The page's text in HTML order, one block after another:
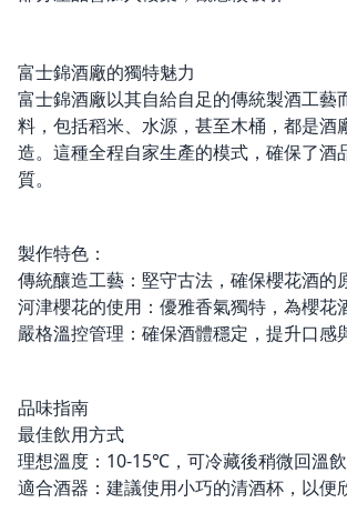
富士錦酒廠的獨特魅力
富士錦酒廠以其自給自足的傳統製酒工藝
料，包括稻米、水源，甚至木桶，都是酒
造。這種全程自家生產的模式，確保了酒
質。
製作特色：
傳統釀造工藝：堅守古法，確保櫻花酒的
河津櫻花的使用：優雅香氣獨特，為櫻花
嚴格溫控管理：確保酒體穩定，提升口感
品味指南
最佳飲用方式
理想溫度：10-15℃，可冷藏後稍微回溫
適合酒器：建議使用小巧的清酒杯，以便